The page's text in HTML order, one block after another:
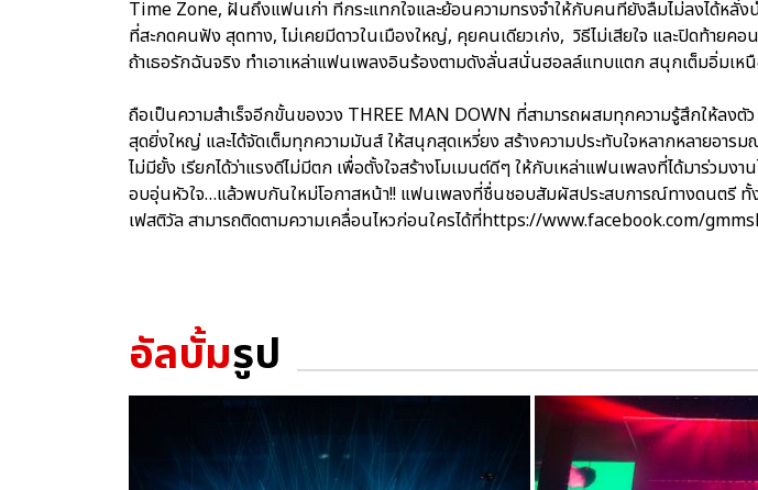
Time Zone, ฝันถึงแฟนเก่า ที่กระแทกใจและย้อนความทรงจำให้กับคนที่ยังลืมไม่ลงได้หลั่ง
ที่สะกดคนฟัง สุดทาง, ไม่เคยมีดาวในเมืองใหญ่, คุยคนเดียวเก่ง, วิธีไม่เสียใจ และปิดท้ายค
ถ้าเธอรักฉันจริง ทำเอาเหล่าแฟนเพลงอินร้องตามดังลั่นสนั่นฮอลล์แทบแตก สนุกเต็มอิ่มเหนื
ถือเป็นความสำเร็จอีกขั้นของวง THREE MAN DOWN ที่สามารถผสมทุกความรู้สึกให้ลงตั
สุดยิ่งใหญ่ และได้จัดเต็มทุกความมันส์ ให้สนุกสุดเหวี่ยง สร้างความประทับใจหลากหลายอาร
ไม่มียั้ง เรียกได้ว่าแรงดีไม่มีตก เพื่อตั้งใจสร้างโมเมนต์ดีๆ ให้กับเหล่าแฟนเพลงที่ได้มาร่วมงา
อบอุ่นหัวใจ…แล้วพบกันใหม่โอกาสหน้า!! แฟนเพลงที่ชื่นชอบสัมผัสประสบการณ์ทางดนตรี ทั้
เฟสติวัล สามารถติดตามความเคลื่อนไหวก่อนใครได้ที่https://www.facebook.com/
อัลบั้มรูป